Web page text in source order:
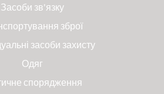
Засоби зв'язку
зброї
засоби захисту
Одяг
спорядження